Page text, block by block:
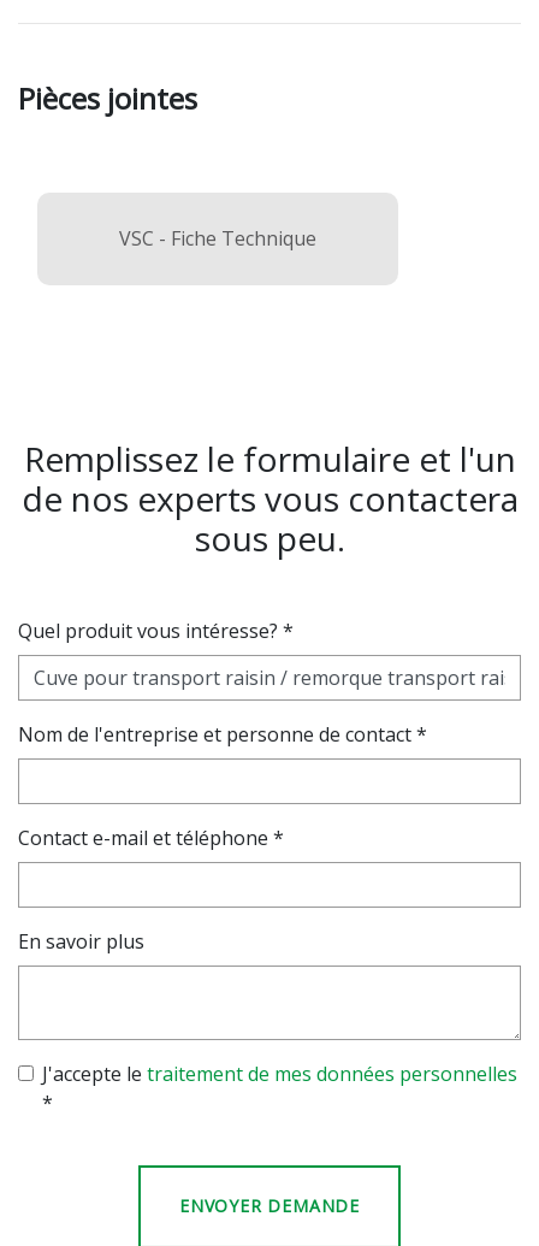
Pièces jointes
VSC - Fiche Technique
Remplissez le formulaire et l'un
de nos experts vous contactera
sous peu.
Quel produit vous intéresse? *
Nom de l'entreprise et personne de contact *
Contact e-mail et téléphone *
En savoir plus
J'accepte le traitement de mes données personnelles
*